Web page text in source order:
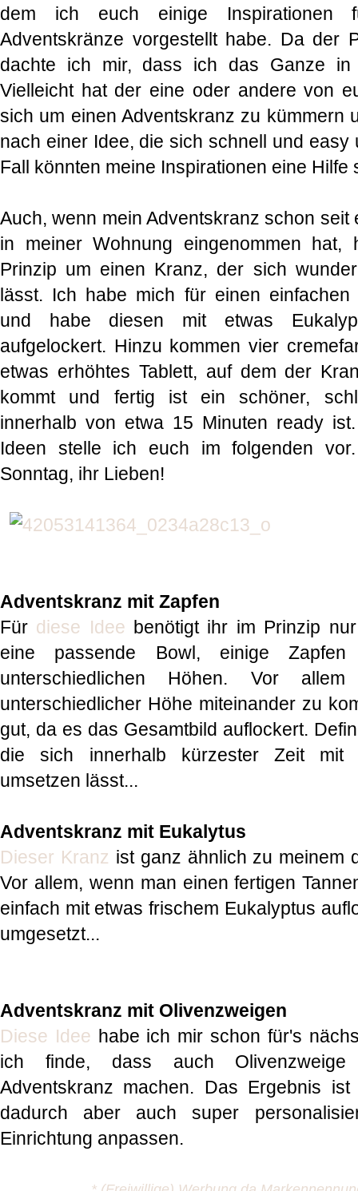
dem ich euch einige Inspirationen
Adventskränze vorgestellt habe. Da der
dachte ich mir, dass ich das Ganze in
Vielleicht hat der eine oder andere von
sich um einen Adventskranz zu kümmern
nach einer Idee, die sich schnell und easy
Fall könnten meine Inspirationen eine Hilfe
Auch, wenn mein Adventskranz schon seit
in meiner Wohnung eingenommen
Prinzip um einen Kranz, der sich
lässt. Ich habe mich für einen einfachen
und habe diesen mit etwas
aufgelockert. Hinzu kommen vier
etwas erhöhtes Tablett, auf dem der
kommt und fertig ist ein schöner,
innerhalb von etwa 15 Minuten ready
Ideen stelle ich euch im folgenden
Sonntag, ihr Lieben!
Adventskranz mit Zapfen
Für diese Idee benötigt ihr im Prinzip
eine passende Bowl, einige
unterschiedlichen Höhen. Vor
unterschiedlicher Höhe miteinander zu
gut, da es das Gesamtbild auflockert.
die sich innerhalb kürzester Zeit mit
umsetzen lässt...
Adventskranz mit Eukalytus
Dieser Kranz ist ganz ähnlich zu meinem
Vor allem, wenn man einen fertigen
einfach mit etwas frischem Eukalyptus
umgesetzt...
Adventskranz mit Olivenzweigen
Diese Idee habe ich mir schon für's
ich finde, dass auch
Adventskranz machen. Das Ergebnis
dadurch aber auch super
Einrichtung anpassen.